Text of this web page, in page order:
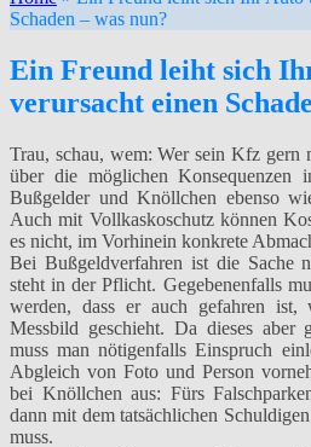
Schaden – was nun?
Ein Freund leiht sich
verursacht einen
Trau, schau, wem: Wer sein Kfz gern
über die möglichen
Bußgelder und Knöllchen ebenso
Auch mit Vollkaskoschutz können
es nicht, im Vorhinein konkrete
Bei Bußgeldverfahren ist die Sache
steht in der Pflicht. Gegebenenfalls
werden, dass er auch gefahren
Messbild geschieht. Da dieses aber
muss man nötigenfalls Einspruch
Abgleich von Foto und Person
bei Knöllchen aus: Fürs
dann mit dem tatsächlichen
muss.